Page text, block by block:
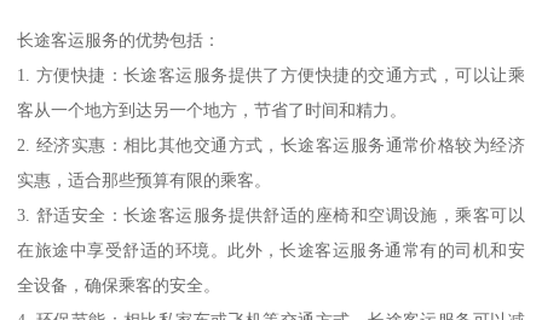
长途客运服务的优势包括：
1. 方便快捷：长途客运服务提供了方便快捷的交通方式，可以让乘
客从一个地方到达另一个地方，节省了时间和精力。
2. 经济实惠：相比其他交通方式，长途客运服务通常价格较为经济
实惠，适合那些预算有限的乘客。
3. 舒适安全：长途客运服务提供舒适的座椅和空调设施，乘客可以
在旅途中享受舒适的环境。此外，长途客运服务通常有的司机和安
全设备，确保乘客的安全。